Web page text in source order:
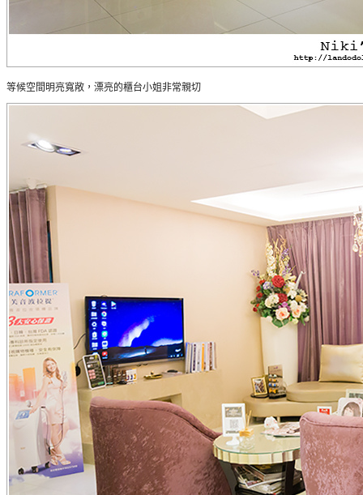
等候空間明亮寬敞，漂亮的櫃台小姐非常親切